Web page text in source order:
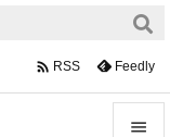
value of type bool

 RSS Feedly